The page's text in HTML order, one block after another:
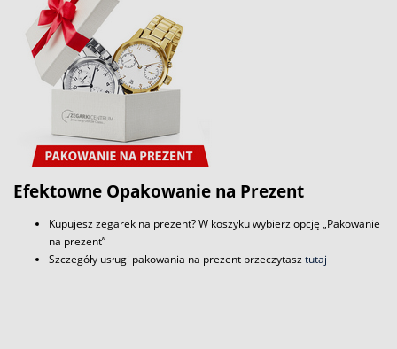
Efektowne Opakowanie na Prezent
Kupujesz zegarek na prezent? W koszyku wybierz opcję „Pakowanie
na prezent”
Szczegóły usługi pakowania na prezent przeczytasztutaj